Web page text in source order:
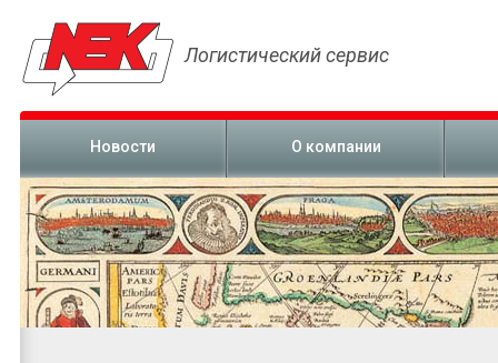
Логистический сервис
Новости О компании